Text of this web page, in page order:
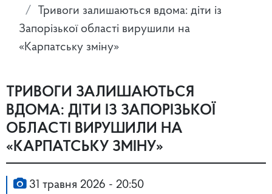
Тривоги залишаються вдома: діти із
Запорізької області вирушили на
«Карпатську зміну»
ТРИВОГИ ЗАЛИШАЮТЬСЯ
ВДОМА: ДІТИ ІЗ ЗАПОРІЗЬКОЇ
ОБЛАСТІ ВИРУШИЛИ НА
«КАРПАТСЬКУ ЗМІНУ»
31 травня 2026 - 20:50